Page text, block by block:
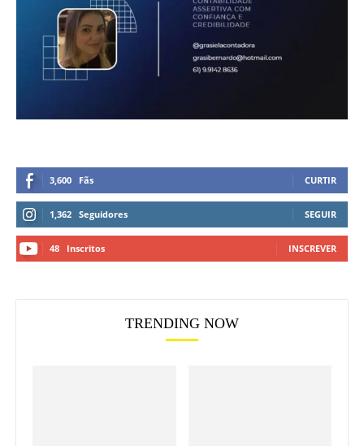
3,600 Fãs CURTIR
1,362 Seguidores SEGUIR
48 Inscritos INSCREVER
TRENDING NOW